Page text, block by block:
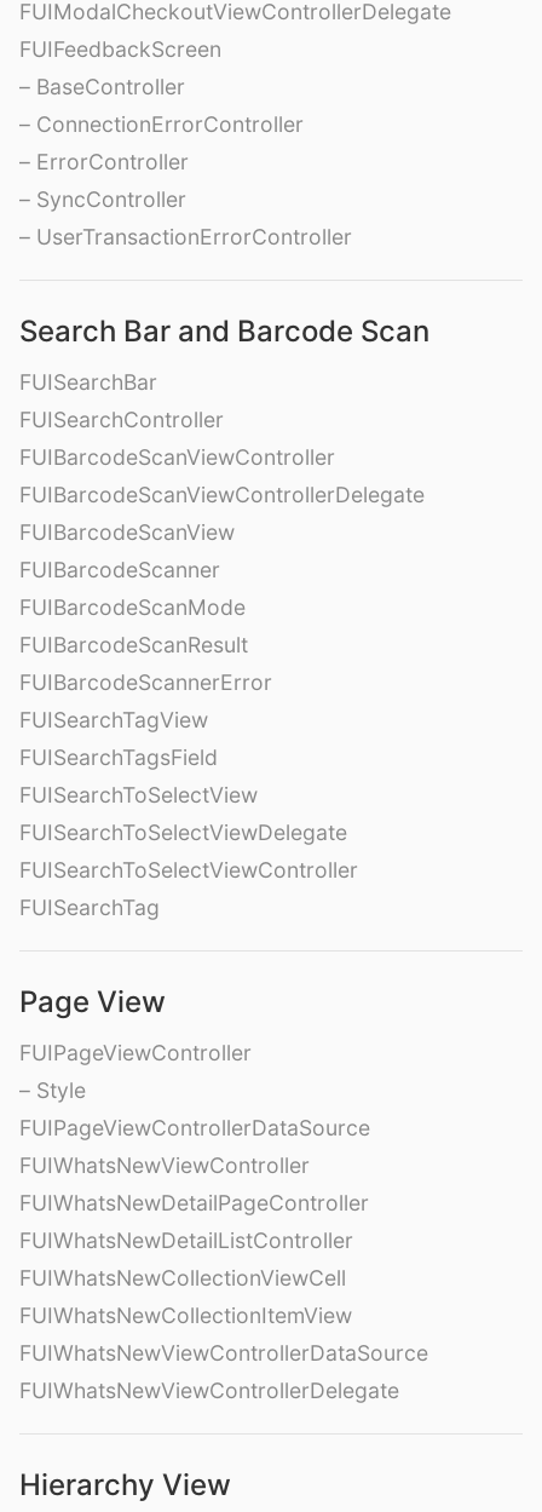
FUIModalCheckoutViewControllerDelegate
FUIFeedbackScreen
– BaseController
– ConnectionErrorController
– ErrorController
– SyncController
– UserTransactionErrorController
Search Bar and Barcode Scan
FUISearchBar
FUISearchController
FUIBarcodeScanViewController
FUIBarcodeScanViewControllerDelegate
FUIBarcodeScanView
FUIBarcodeScanner
FUIBarcodeScanMode
FUIBarcodeScanResult
FUIBarcodeScannerError
FUISearchTagView
FUISearchTagsField
FUISearchToSelectView
FUISearchToSelectViewDelegate
FUISearchToSelectViewController
FUISearchTag
Page View
FUIPageViewController
– Style
FUIPageViewControllerDataSource
FUIWhatsNewViewController
FUIWhatsNewDetailPageController
FUIWhatsNewDetailListController
FUIWhatsNewCollectionViewCell
FUIWhatsNewCollectionItemView
FUIWhatsNewViewControllerDataSource
FUIWhatsNewViewControllerDelegate
Hierarchy View